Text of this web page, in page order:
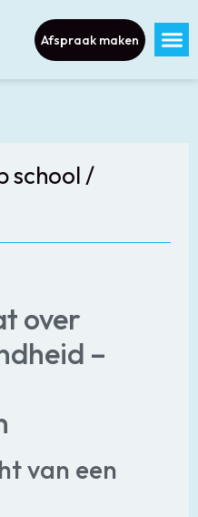
Afspraak maken
school /
over
–
van een